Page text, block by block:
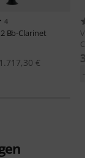
4
Bb-Clarinet
€